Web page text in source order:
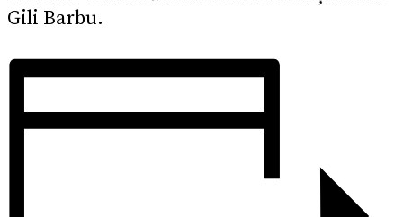
Gili Barbu.